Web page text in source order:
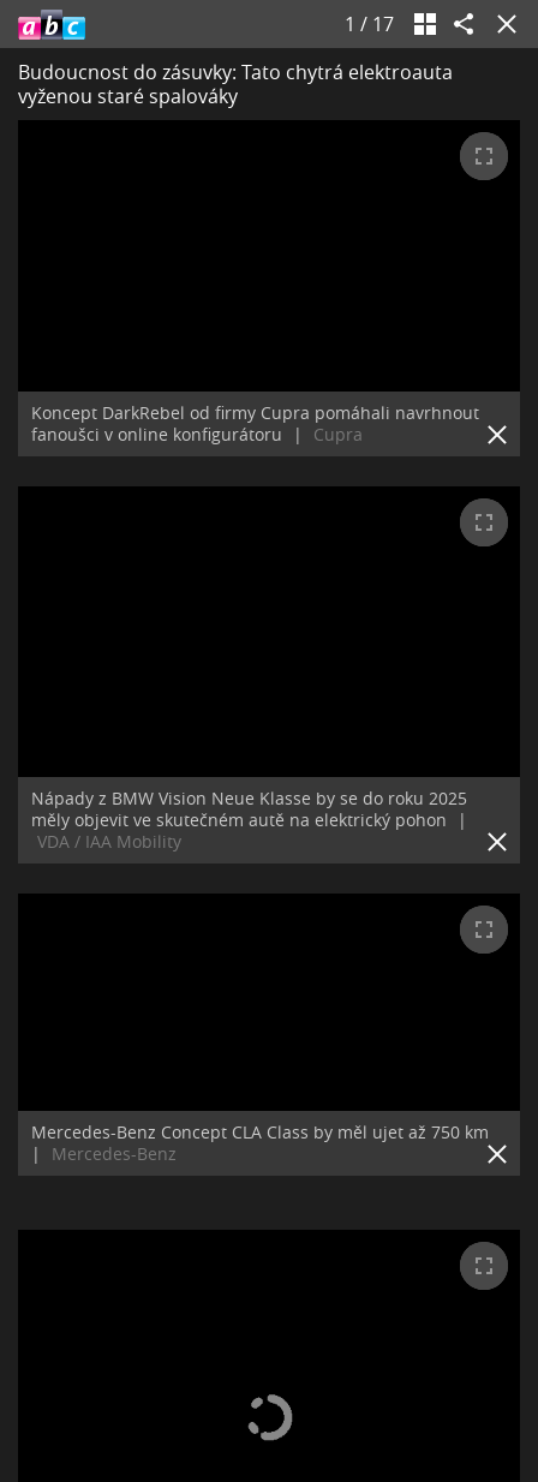
1 / 17
Budoucnost do zásuvky: Tato chytrá elektroauta
vyženou staré spalováky
Koncept DarkRebel od firmy Cupra pomáhali navrhnout
fanoušci v online konfigurátoru
| Cupra
Nápady z BMW Vision Neue Klasse by se do roku 2025
měly objevit ve skutečném autě na elektrický pohon
|
VDA / IAA Mobility
Mercedes-Benz Concept CLA Class by měl ujet až 750 km
|
Mercedes-Benz